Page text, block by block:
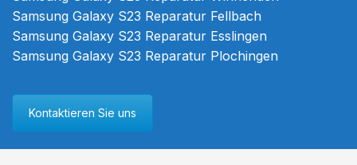
Samsung Galaxy S23 Reparatur Fellbach
Samsung Galaxy S23 Reparatur Esslingen
Samsung Galaxy S23 Reparatur Plochingen
Kontaktieren Sie uns